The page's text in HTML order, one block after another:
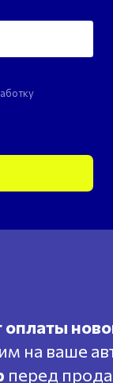
оплаты
на ваше
перед